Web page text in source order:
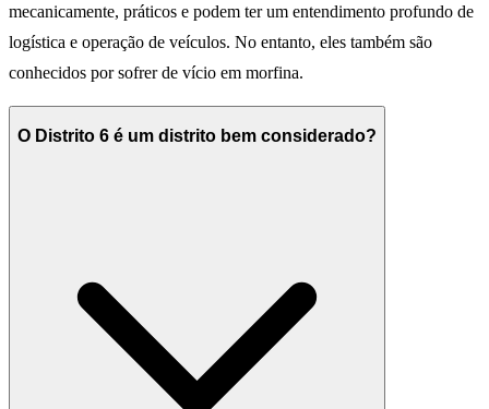
mecanicamente, práticos e podem ter um entendimento profundo de
logística e operação de veículos. No entanto, eles também são
conhecidos por sofrer de vício em morfina.
O Distrito 6 é um distrito bem considerado?